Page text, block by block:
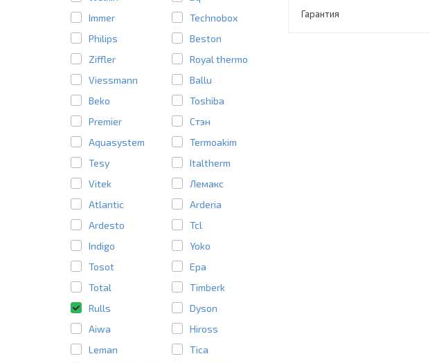
Immer
Technobox
Philips
Beston
Ziffler
Royal thermo
Viessmann
Ballu
Beko
Toshiba
Premier
Стэн
Aquasystem
Termoakim
Tesy
Italtherm
Vitek
Лемакс
Atlantic
Arderia
Ardesto
Tcl
Indigo
Yoko
Tosot
Epa
Total
Timberk
Rulls
Dyson
Aiwa
Hiross
Leman
Tica
Гарантия